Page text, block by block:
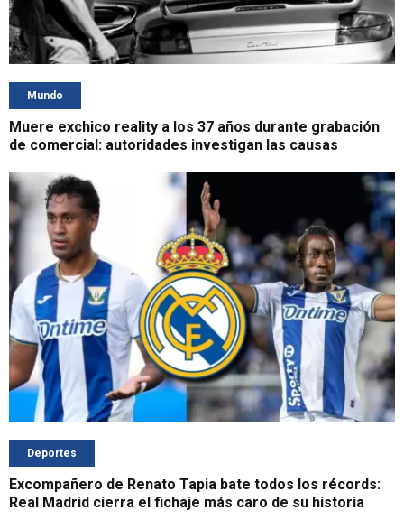
Mundo
Muere exchico reality a los 37 años durante grabación
de comercial: autoridades investigan las causas
Deportes
Excompañero de Renato Tapia bate todos los récords:
Real Madrid cierra el fichaje más caro de su historia